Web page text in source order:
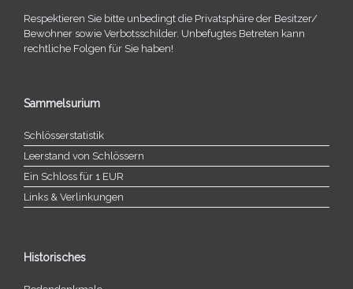
Respektieren Sie bitte unbe­dingt die Privatsphäre der Besitzer/​
Bewohner sowie Verbotsschilder. Unbefugtes Betreten kann
recht­li­che Folgen für Sie haben!
Sammelsurium
Schlösserstatistik
Leerstand von Schlössern
Ein Schloss für 1 EUR
Links & Verlinkungen
Historisches